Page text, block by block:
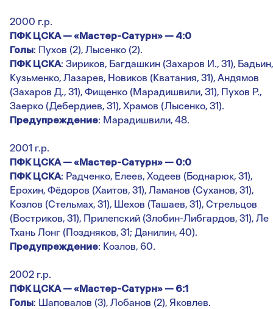
2000 г.р.
ПФК ЦСКА — «Мастер-Сатурн» — 4:0
Голы: Пухов (2), Лысенко (2).
ПФК ЦСКА: Зириков, Багдашкин (Захаров И., 31), Бадьин,
Кузьменко, Лазарев, Новиков (Кватания, 31), Андямов
(Захаров Д., 31), Фищенко (Марадишвили, 31), Пухов Р.,
Заерко (Дебердиев, 31), Храмов (Лысенко, 31).
Предупреждение: Марадишвили, 48.
2001 г.р.
ПФК ЦСКА — «Мастер-Сатурн» — 0:0
ПФК ЦСКА: Радченко, Елеев, Ходеев (Боднарюк, 31),
Ерохин, Фёдоров (Хаитов, 31), Ламанов (Суханов, 31),
Козлов (Стельмах, 31), Шехов (Ташаев, 31), Стрельцов
(Востриков, 31), Прилепский (Злобин-Либгардов, 31), Ле
Тхань Лонг (Поздняков, 31; Данилин, 40).
Предупреждение: Козлов, 60.
2002 г.р.
ПФК ЦСКА — «Мастер-Сатурн» — 6:1
Голы: Шаповалов (3), Лобанов (2), Яковлев.